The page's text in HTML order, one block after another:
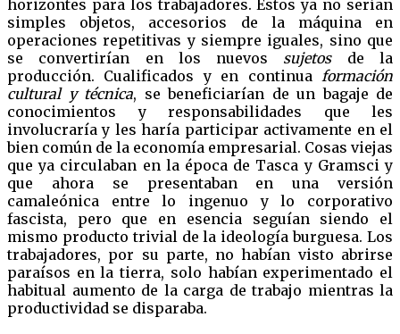
horizontes para los trabajadores. Estos ya no serían
simples objetos, accesorios de la máquina en
operaciones repetitivas y siempre iguales, sino que
se convertirían en los nuevos sujetosde la
producción. Cualificados y en continua formación
cultural y técnica, se beneficiarían de un bagaje de
conocimientos y responsabilidades que les
involucraría y les haría participar activamente en el
bien común de la economía empresarial. Cosas viejas
que ya circulaban en la época de Tasca y Gramsci y
que ahora se presentaban en una versión
camaleónica entre lo ingenuo y lo corporativo
fascista, pero que en esencia seguían siendo el
mismo producto trivial de la ideología burguesa. Los
trabajadores, por su parte, no habían visto abrirse
paraísos en la tierra, solo habían experimentado el
habitual aumento de la carga de trabajo mientras la
productividad se disparaba.